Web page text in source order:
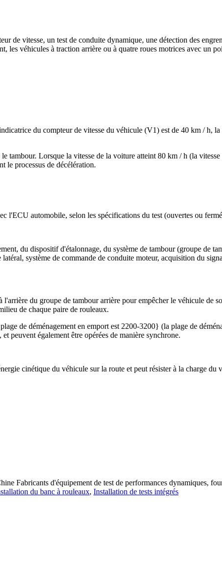
de vitesse, un test de conduite dynamique, une détection des
les véhicules à traction arrière ou à quatre roues motrices avec un
du compteur de vitesse du véhicule (V1) est de 40 km / h,
tambour. Lorsque la vitesse de la voiture atteint 80 km / h (la
le processus de décélération.
l'ECU automobile, selon les spécifications du test (ouvertes ou
du dispositif d'étalonnage, du système de tambour (groupe de
système de commande de conduite moteur, acquisition du
du groupe de tambour arrière pour empêcher le véhicule de
de chaque paire de rouleaux.
de déménagement en emport est 2200-3200} (la plage de
peuvent également être opérées de manière synchrone.
cinétique du véhicule sur la route et peut résister à la charge
Fabricants d'équipement de test de performances dynamiques,
du banc à rouleaux, Installation de tests intégrés